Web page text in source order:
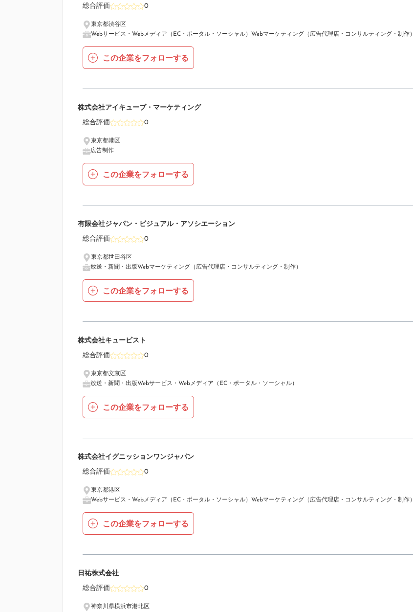
総合評価
0
東京都渋谷区
Webサービス・Webメディア（EC・ポータル・ソーシャル）
Webマーケティング（広告代理店・コンサルティング・制作）
この企業をフォローする
9
株式会社アイキューブ・マーケティング
総合評価
0
東京都港区
広告制作
この企業をフォローする
10
有限会社ジャパン・ビジュアル・アソシエーション
総合評価
0
東京都世田谷区
放送・新聞・出版Webマーケティング（広告代理店・コンサルティング・制作）
この企業をフォローする
11
株式会社キュービスト
総合評価
0
東京都文京区
放送・新聞・出版Webサービス・Webメディア（EC・ポータル・ソーシャル）
この企業をフォローする
12
株式会社イグニッションワンジャパン
総合評価
0
東京都港区
Webサービス・Webメディア（EC・ポータル・ソーシャル）
Webマーケティング（広告代理店・コンサルティング・制作）
この企業をフォローする
13日祐株式会社
総合評価
0
神奈川県横浜市港北区